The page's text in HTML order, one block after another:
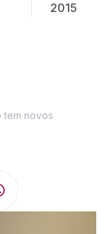
2015
tem novos